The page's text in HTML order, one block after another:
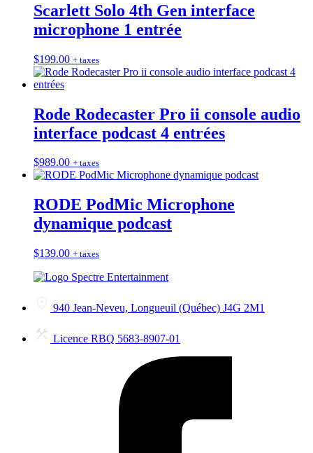
Scarlett Solo 4th Gen interface
microphone 1 entrée
$199.00 + taxes
Rode Rodecaster Pro ii console audio
interface podcast 4 entrées
$989.00 + taxes
RODE PodMic Microphone
dynamique podcast
$139.00 + taxes
940 Jean-Neveu, Longueuil (Québec) J4G 2M1
Licence RBQ 5683-8907-01